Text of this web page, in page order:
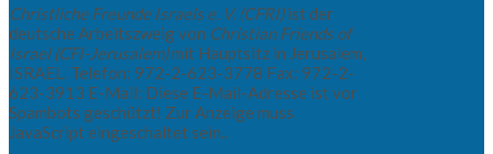
Christliche Freunde Israels e. V. (CFRI)ist der
deutsche Arbeitszweig von Christian Friends of
Israel (CFI-Jerusalem)mit Hauptsitz in Jerusalem,
ISRAEL. Telefon: 972-2-623-3778 Fax: 972-2-
623-3913 E-Mail: Diese E-Mail-Adresse ist vor
Spambots geschützt! Zur Anzeige muss
JavaScript eingeschaltet sein..